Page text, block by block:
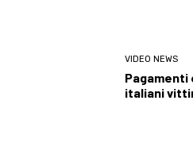
VIDEO NEWS
italiani